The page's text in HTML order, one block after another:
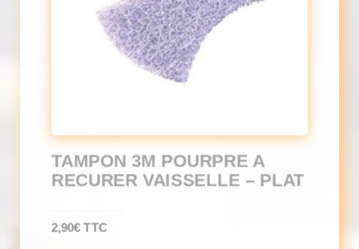
TAMPON 3M POURPRE A
RECURER VAISSELLE – PLAT
2,90€ TTC